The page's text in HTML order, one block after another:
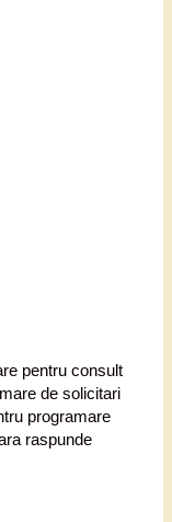
pentru consult
de solicitari
programare
raspunde